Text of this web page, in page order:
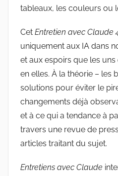
tableaux, les couleurs ou
Cet Entretien avec Claude
uniquement aux IA dans
et aux espoirs que les
en elles. À la théorie – les
solutions pour éviter le
changements déjà
et à ce qui a tendance à
travers une revue de
articles traitant du sujet.
Entretiens avec Claude